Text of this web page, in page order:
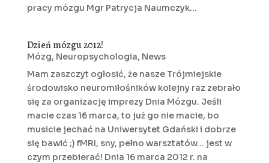
pracy mózgu Mgr Patrycja Naumczyk...
Dzień mózgu 2012!
Mózg, Neuropsychologia, News
Mam zaszczyt ogłosić, że nasze Trójmiejskie
środowisko neuromiłośników kolejny raz zebrało
się za organizację imprezy Dnia Mózgu. Jeśli
macie czas 16 marca, to już go nie macie, bo
musicie jechać na Uniwersytet Gdański i dobrze
się bawić ;) fMRI, sny, pełno warsztatów... jest w
czym przebierać! Dnia 16 marca 2012 r. na